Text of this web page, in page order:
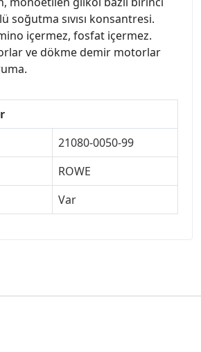
soğutma sıvısı konsantresi.
içermez, fosfat içermez.
ve dökme demir motorlar
21080-0050-99
ROWE
Var